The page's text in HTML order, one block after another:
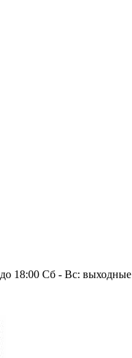
18:00 Сб - Вс: выходные